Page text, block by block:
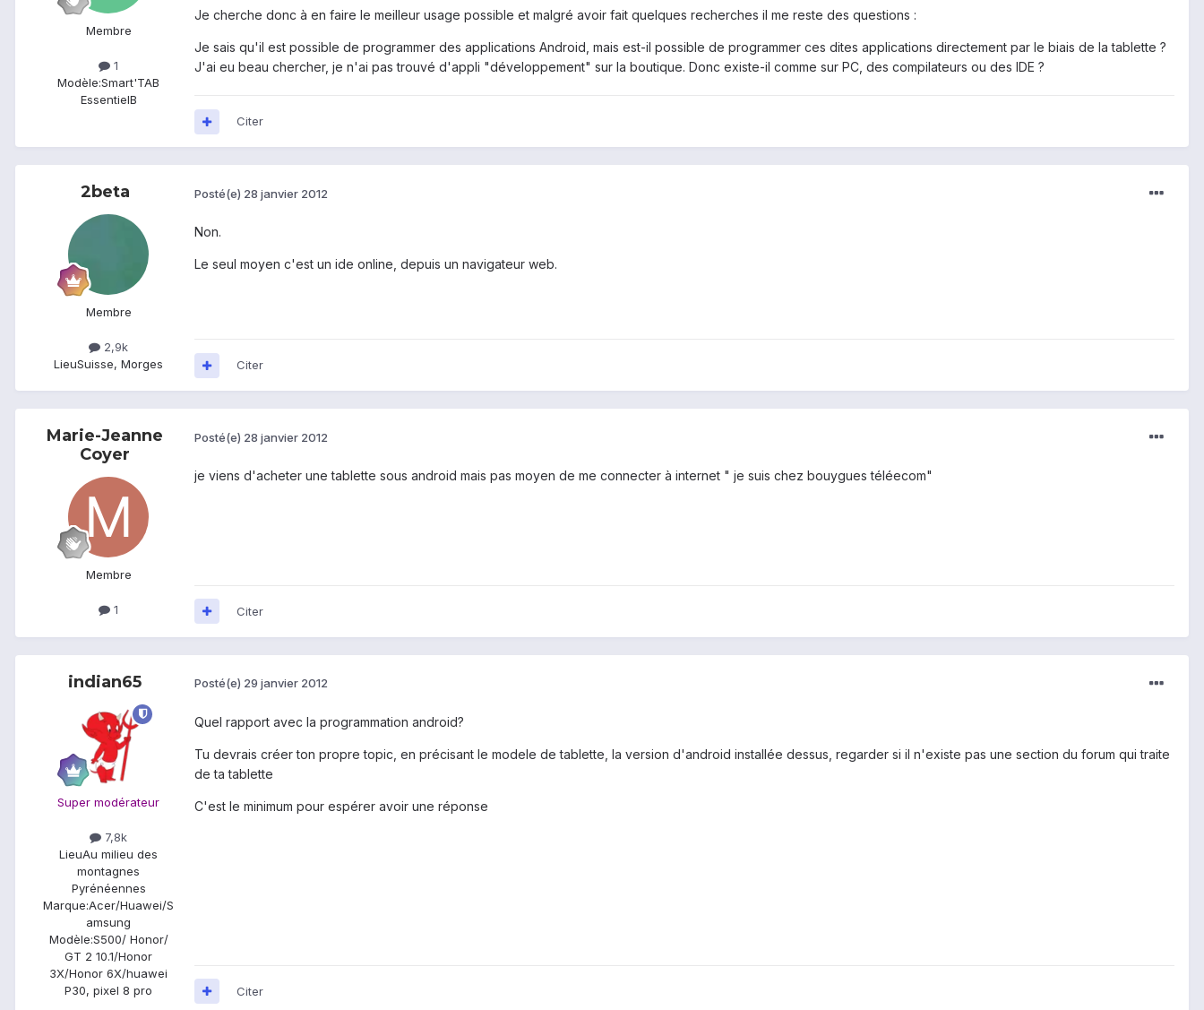
Membre
1
Modèle:Smart'TAB
EssentielB
Je cherche donc à en faire le meilleur usage possible et malgré avoir fait quelques recherches il me reste des questions :
Je sais qu'il est possible de programmer des applications Android, mais est-il possible de programmer ces dites applications directement par le biais de la tablette ?
J'ai eu beau chercher, je n'ai pas trouvé d'appli "développement" sur la boutique. Donc existe-il comme sur PC, des compilateurs ou des IDE ?
Citer
2beta
Membre
2,9k
LieuSuisse, Morges
Posté(e) 28 janvier 2012
Non.
Le seul moyen c'est un ide online, depuis un navigateur web.
Citer
Marie-Jeanne
Coyer
Membre
1
Posté(e) 28 janvier 2012
je viens d'acheter une tablette sous android mais pas moyen de me connecter à internet " je suis chez bouygues téléecom"
Citer
indian65
Super modérateur
7,8k
LieuAu milieu des
montagnes
Pyrénéennes
Marque:Acer/Huawei/S
amsung
Modèle:S500/ Honor/
GT 2 10.1/Honor
3X/Honor 6X/huawei
P30, pixel 8 pro
Posté(e) 29 janvier 2012
Quel rapport avec la programmation android?
Tu devrais créer ton propre topic, en précisant le modele de tablette, la version d'android installée dessus, regarder si il n'existe pas une section du forum qui traite
de ta tablette
C'est le minimum pour espérer avoir une réponse
Citer